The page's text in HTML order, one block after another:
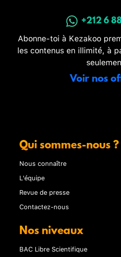
+212 6
Abonne-toi à Kezakoo
les contenus en illimité, à
Voir nos
Qui sommes-nous ?
Nous connaître
L'équipe
Revue de presse
Contactez-nous
Nos niveaux
BAC Libre Scientifique